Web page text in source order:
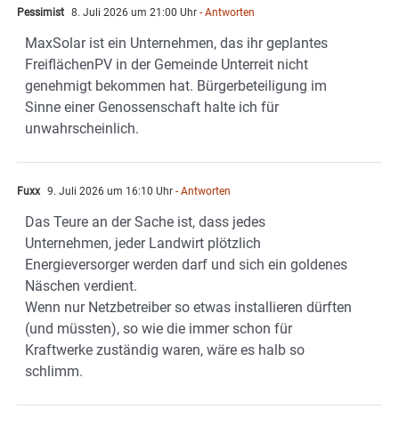
Pessimist 8. Juli 2026 um 21:00 Uhr - Antworten
MaxSolar ist ein Unternehmen, das ihr geplantes
FreiflächenPV in der Gemeinde Unterreit nicht
genehmigt bekommen hat. Bürgerbeteiligung im
Sinne einer Genossenschaft halte ich für
unwahrscheinlich.
Fuxx 9. Juli 2026 um 16:10 Uhr - Antworten
Das Teure an der Sache ist, dass jedes
Unternehmen, jeder Landwirt plötzlich
Energieversorger werden darf und sich ein goldenes
Näschen verdient.
Wenn nur Netzbetreiber so etwas installieren dürften
(und müssten), so wie die immer schon für
Kraftwerke zuständig waren, wäre es halb so
schlimm.